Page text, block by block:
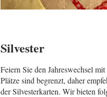
Silvester
Feiern Sie den Jahreswechsel
Plätze sind begrenzt, daher
der Silvesterkarten. Wir bieten